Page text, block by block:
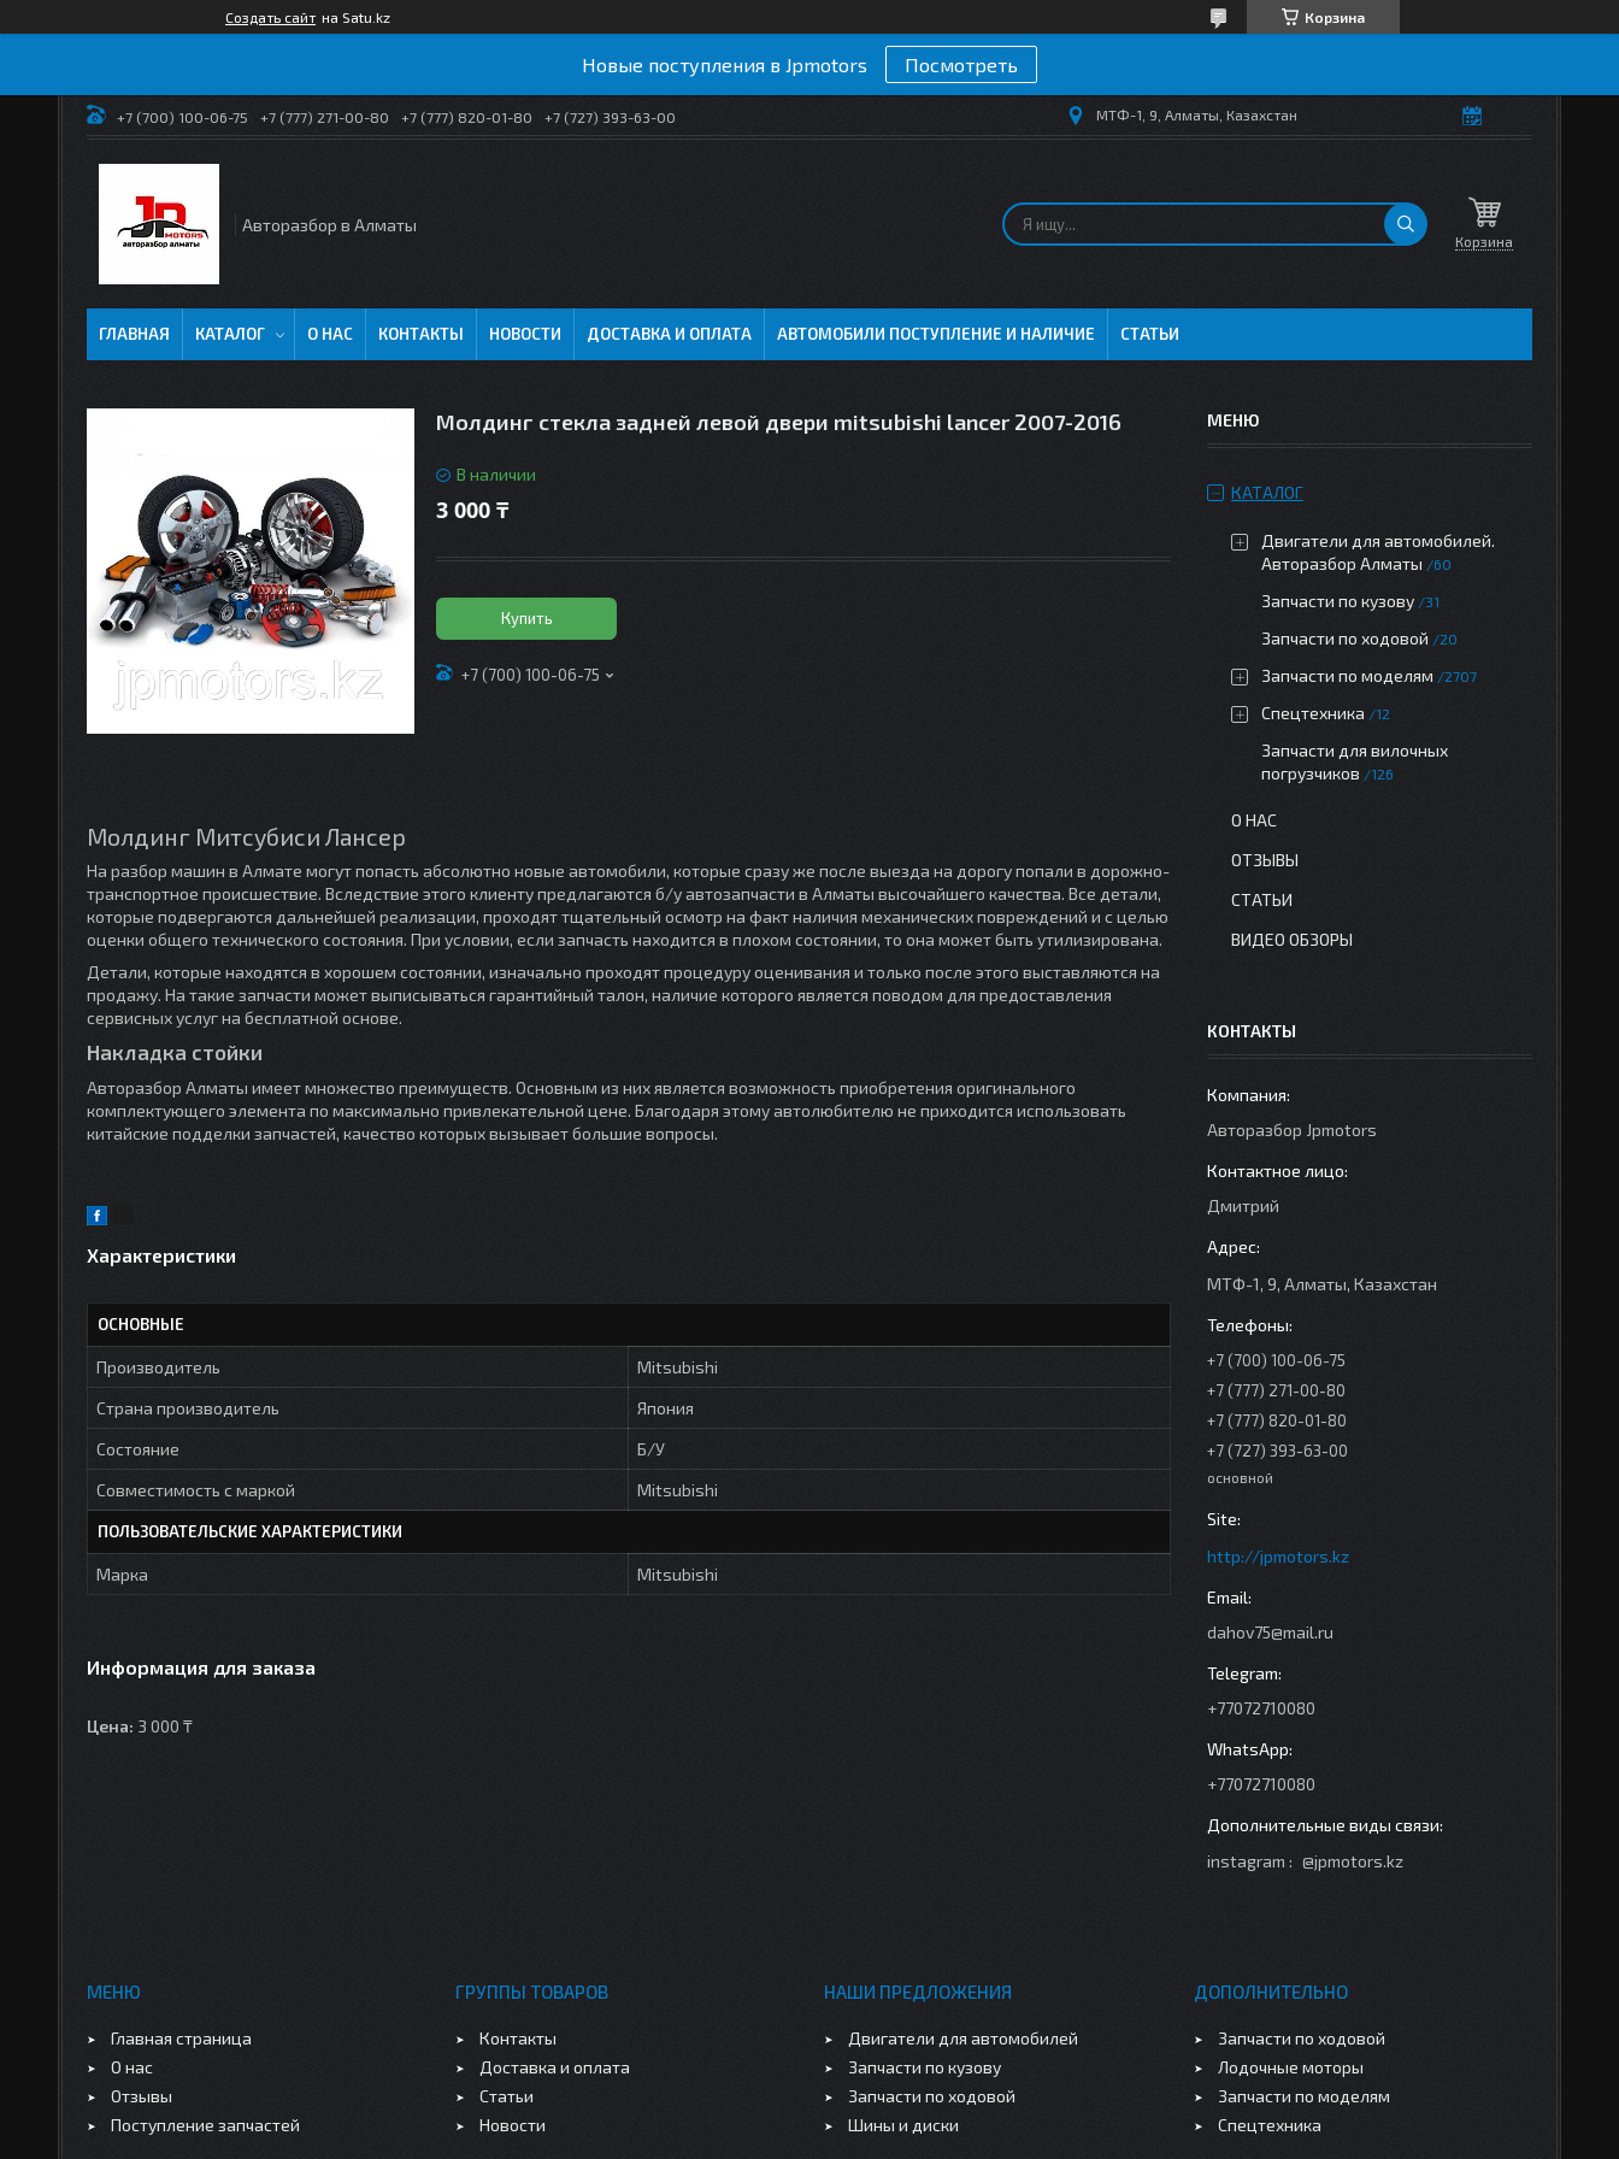
Создать сайт на Satu.kz Корзина
Новые поступления в Jpmotors Посмотреть
+7 (700) 100-06-75 +7 (777) 271-00-80 +7 (777) 820-01-80 +7 (727) 393-63-00 МТФ-1, 9, Алматы, Казахстан
Авторазбор в Алматы
Корзина
ГЛАВНАЯ КАТАЛОГ О НАС КОНТАКТЫ НОВОСТИ ДОСТАВКА И ОПЛАТА АВТОМОБИЛИ ПОСТУПЛЕНИЕ И НАЛИЧИЕ СТАТЬИ
Молдинг стекла задней левой двери mitsubishi lancer 2007-2016
В наличии
3 000 ₸
Купить
+7 (700) 100-06-75
Молдинг Митсубиси Лансер
На разбор машин в Алмате могут попасть абсолютно новые автомобили, которые сразу же после выезда на дорогу попали в дорожно-
транспортное происшествие. Вследствие этого клиенту предлагаются б/у автозапчасти в Алматы высочайшего качества. Все детали,
которые подвергаются дальнейшей реализации, проходят тщательный осмотр на факт наличия механических повреждений и с целью
оценки общего технического состояния. При условии, если запчасть находится в плохом состоянии, то она может быть утилизирована.
Детали, которые находятся в хорошем состоянии, изначально проходят процедуру оценивания и только после этого выставляются на
продажу. На такие запчасти может выписываться гарантийный талон, наличие которого является поводом для предоставления
сервисных услуг на бесплатной основе.
Накладка стойки
Авторазбор Алматы имеет множество преимуществ. Основным из них является возможность приобретения оригинального
комплектующего элемента по максимально привлекательной цене. Благодаря этому автолюбителю не приходится использовать
китайские подделки запчастей, качество которых вызывает большие вопросы.
Характеристики
ОСНОВНЫЕ
Производитель
Mitsubishi
Страна производитель
Япония
Состояние
Б/У
Совместимость с маркой
Mitsubishi
ПОЛЬЗОВАТЕЛЬСКИЕ ХАРАКТЕРИСТИКИ
Марка Mitsubishi
Информация для заказа
Цена: 3 000 ₸
КАТАЛОГ
Двигатели для автомобилей.
Авторазбор Алматы
60
Запчасти по кузову 31
Запчасти по ходовой 20
Запчасти по моделям 2707
Спецтехника 12
Запчасти для вилочных
погрузчиков
126
О НАС
ОТЗЫВЫ
СТАТЬИ
ВИДЕО ОБЗОРЫ
КОНТАКТЫ
Авторазбор Jpmotors
Дмитрий
МТФ-1, 9, Алматы, Казахстан
+7 (700) 100-06-75
+7 (777) 271-00-80
+7 (777) 820-01-80
+7 (727) 393-63-00
основной
http://jpmotors.kz
dahov75@mail.ru
+77072710080
+77072710080
instagram @jpmotors.kz
МЕНЮ
Главная страница
О нас
Отзывы
Поступление запчастей
ГРУППЫ ТОВАРОВ
Контакты
Доставка и оплата
Статьи
Новости
НАШИ ПРЕДЛОЖЕНИЯ
Двигатели для автомобилей
Запчасти по кузову
Запчасти по ходовой
Шины и диски
ДОПОЛНИТЕЛЬНО
Запчасти по ходовой
Лодочные моторы
Запчасти по моделям
Спецтехника